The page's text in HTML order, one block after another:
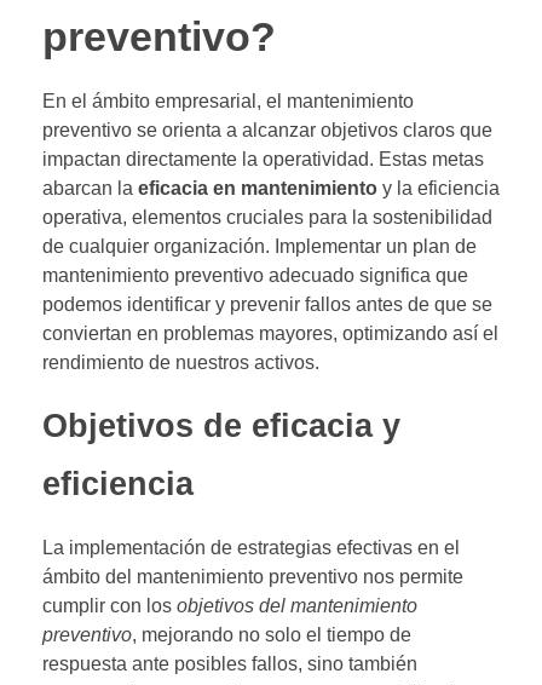
preventivo?
En el ámbito empresarial, el mantenimiento
preventivo se orienta a alcanzar objetivos claros que
impactan directamente la operatividad. Estas metas
abarcan la eficacia en mantenimiento y la eficiencia
operativa, elementos cruciales para la sostenibilidad
de cualquier organización. Implementar un plan de
mantenimiento preventivo adecuado significa que
podemos identificar y prevenir fallos antes de que se
conviertan en problemas mayores, optimizando así el
rendimiento de nuestros activos.
Objetivos de eficacia y
eficiencia
La implementación de estrategias efectivas en el
ámbito del mantenimiento preventivo nos permite
cumplir con los objetivos del mantenimiento
preventivo, mejorando no solo el tiempo de
respuesta ante posibles fallos, sino también